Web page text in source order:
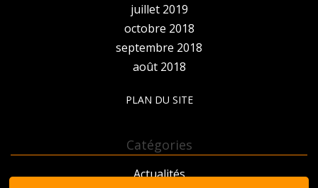
juillet 2019
octobre 2018
septembre 2018
août 2018
PLAN DU SITE
Catégories
Actualités